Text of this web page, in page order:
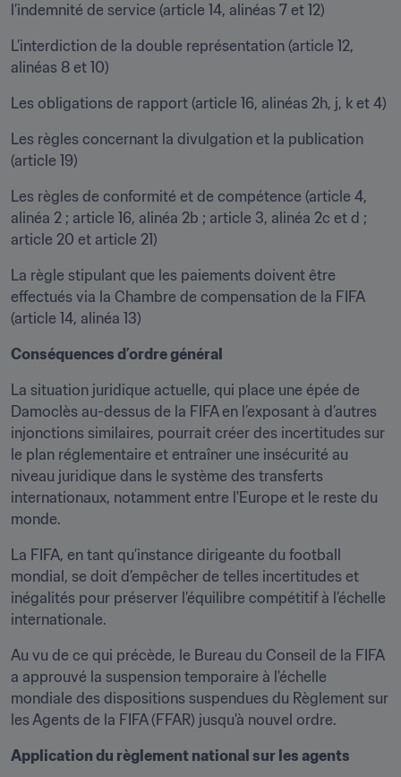
l’indemnité de service (article 14, alinéas 7 et 12)
L’interdiction de la double représentation (article 12,
alinéas 8 et 10)
Les obligations de rapport (article 16, alinéas 2h, j, k et 4)
Les règles concernant la divulgation et la publication
(article 19)
Les règles de conformité et de compétence (article 4,
alinéa 2 ; article 16, alinéa 2b ; article 3, alinéa 2c et d ;
article 20 et article 21)
La règle stipulant que les paiements doivent être
effectués via la Chambre de compensation de la FIFA
(article 14, alinéa 13)
Conséquences d’ordre général
La situation juridique actuelle, qui place une épée de
Damoclès au-dessus de la FIFA en l’exposant à d’autres
injonctions similaires, pourrait créer des incertitudes sur
le plan réglementaire et entraîner une insécurité au
niveau juridique dans le système des transferts
internationaux, notamment entre l'Europe et le reste du
monde.
La FIFA, en tant qu’instance dirigeante du football
mondial, se doit d’empêcher de telles incertitudes et
inégalités pour préserver l’équilibre compétitif à l’échelle
internationale.
Au vu de ce qui précède, le Bureau du Conseil de la FIFA
a approuvé la suspension temporaire à l'échelle
mondiale des dispositions suspendues du Règlement sur
les Agents de la FIFA (FFAR) jusqu'à nouvel ordre.
Application du règlement national sur les agents